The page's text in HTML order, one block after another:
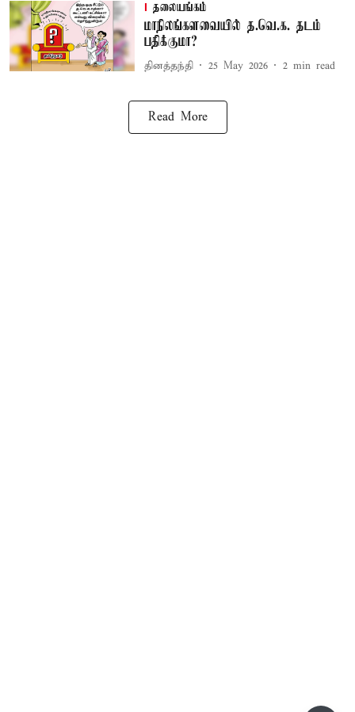
தலையங்கம்
மாநிலங்களவையில் த.வெ.க. தடம்
பதிக்குமா?
தினத்தந்தி 25 May 2026 2 min read
Read More